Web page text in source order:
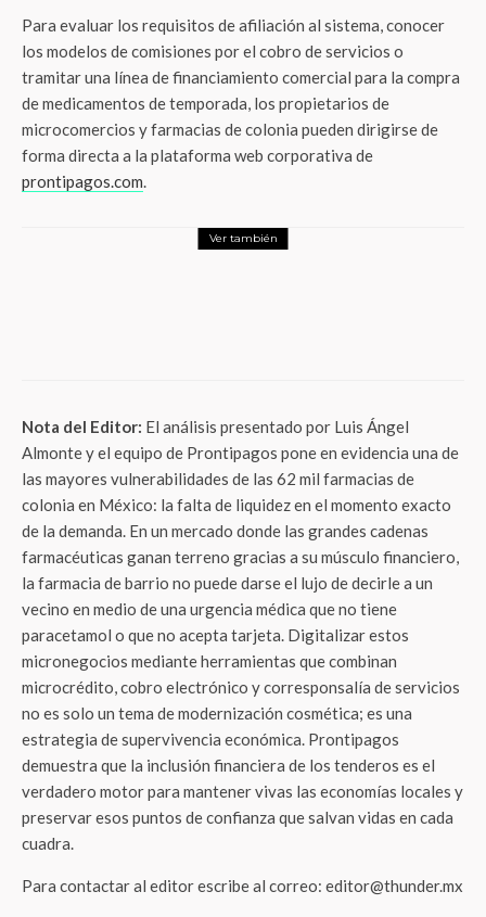
Para evaluar los requisitos de afiliación al sistema, conocer
los modelos de comisiones por el cobro de servicios o
tramitar una línea de financiamiento comercial para la compra
de medicamentos de temporada, los propietarios de
microcomercios y farmacias de colonia pueden dirigirse de
forma directa a la plataforma web corporativa de
prontipagos.com.
Ver también
Nota del Editor: El análisis presentado por Luis Ángel
Almonte y el equipo de Prontipagos pone en evidencia una de
las mayores vulnerabilidades de las 62 mil farmacias de
colonia en México: la falta de liquidez en el momento exacto
de la demanda. En un mercado donde las grandes cadenas
farmacéuticas ganan terreno gracias a su músculo financiero,
la farmacia de barrio no puede darse el lujo de decirle a un
vecino en medio de una urgencia médica que no tiene
paracetamol o que no acepta tarjeta. Digitalizar estos
micronegocios mediante herramientas que combinan
microcrédito, cobro electrónico y corresponsalía de servicios
no es solo un tema de modernización cosmética; es una
estrategia de supervivencia económica. Prontipagos
demuestra que la inclusión financiera de los tenderos es el
verdadero motor para mantener vivas las economías locales y
preservar esos puntos de confianza que salvan vidas en cada
cuadra.
Para contactar al editor escribe al correo: editor@thunder.mx